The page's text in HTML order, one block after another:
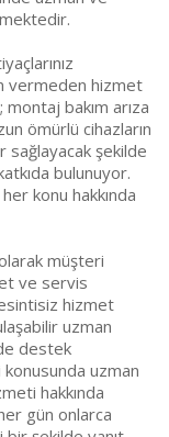
vermeden hizmet
bakım arıza
ömürlü cihazların
sağlayacak şekilde
bulunuyor.
konu hakkında
müşteri
ve servis
hizmet
uzman
destek
uzman
hakkında
gün onlarca